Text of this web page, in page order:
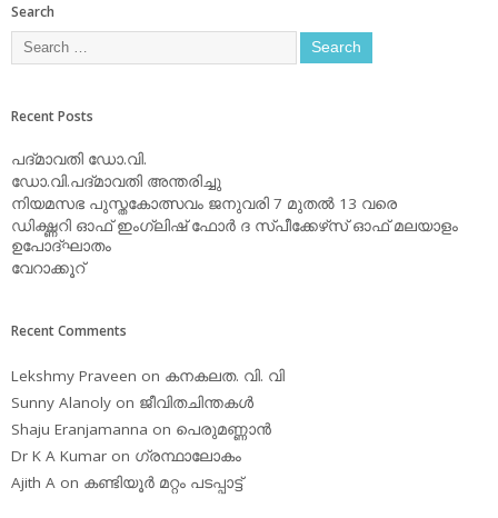
Search
Recent Posts
പദ്മാവതി ഡോ.വി.
ഡോ.വി.പദ്മാവതി അന്തരിച്ചു
നിയമസഭ പുസ്തകോത്സവം ജനുവരി 7 മുതല്‍ 13 വരെ
ഡിക്ഷ്ണറി ഓഫ് ഇംഗ്ലിഷ് ഫോര്‍ ദ സ്പീക്കേഴ്‌സ് ഓഫ് മലയാളം
ഉപോദ്ഘാതം
വേറാക്കൂറ്
Recent Comments
Lekshmy Praveen on കനകലത. വി. വി
Sunny Alanoly on ജീവിതചിന്തകള്‍
Shaju Eranjamanna on പെരുമണ്ണാന്‍
Dr K A Kumar on ഗ്രന്ഥാലോകം
Ajith A on കണ്ടിയൂര്‍ മറ്റം പടപ്പാട്ട്‌